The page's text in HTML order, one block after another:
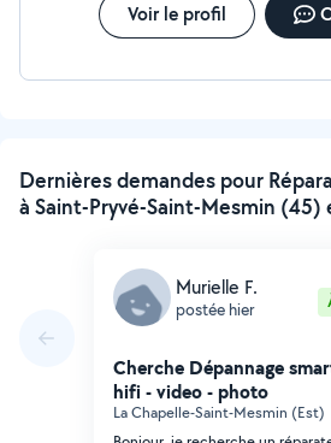
Voir le profil
Dernières demandes pour
à Saint-Pryvé-Saint-Mesmin
Murielle F.
postée hier
Cherche Dépannage
hifi - video - photo
La Chapelle-Saint-Mesmin (Est)